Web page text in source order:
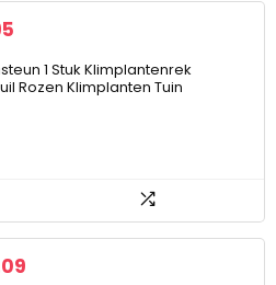
1 Stuk Klimplantenrek
Rozen Klimplanten Tuin